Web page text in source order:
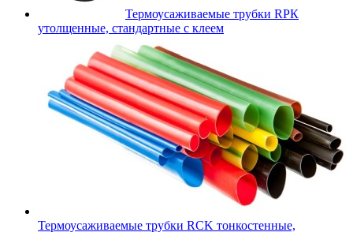
Термоусаживаемые трубки RPК
утолщенные, стандартные с клеем
Термоусаживаемые трубки RCK тонкостенные,